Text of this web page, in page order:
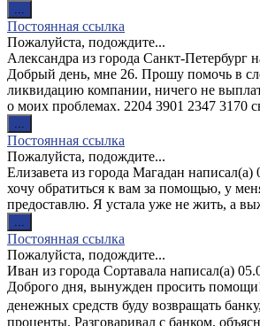
этот
метабокс
в
другое
состояние.
Постоянная ссылка
Пожалуйста, подождите...
Александра из города Санкт-Петербург
Добрый день, мне 26. Прошу помочь в
ликвидацию компании, ничего не
о моих проблемах. 2204 3901 2347 3170
этот
метабокс
в
другое
состояние.
Постоянная ссылка
Пожалуйста, подождите...
Елизавета из города Магадан написал(а)
хочу обратиться к вам за помощью, у
предоставлю. Я устала уже не жить, а
этот
метабокс
в
другое
состояние.
Постоянная ссылка
Пожалуйста, подождите...
Иван из города Сортавала написал(а)
Доброго дня, вынужден просить
денежных средств буду возвращать
проценты. Разговаривал с банком,